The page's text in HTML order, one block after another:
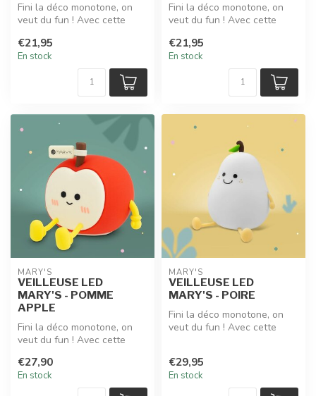
Fini la déco monotone, on
veut du fun ! Avec cette
forme...
€21,95
En stock
Fini la déco monotone, on
veut du fun ! Avec cette
forme...
€21,95
En stock
MARY'S
VEILLEUSE LED
MARY'S - POMME
APPLE
Fini la déco monotone, on
veut du fun ! Avec cette
forme...
€27,90
En stock
MARY'S
VEILLEUSE LED
MARY'S - POIRE
Fini la déco monotone, on
veut du fun ! Avec cette
€29,95
En stock